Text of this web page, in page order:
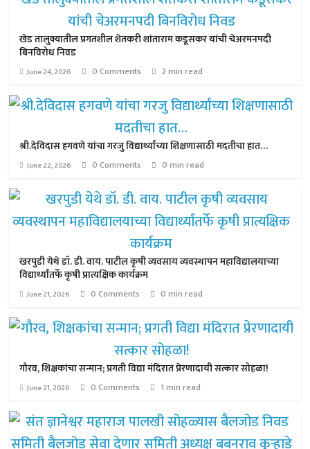
खेड तालुक्यातील प्रगतशील शेतकरी शांताराम कडूसकर यांची चेअरमनपदी
बिनविरोध निवड
June 24, 2026 0 Comments 2 min read
श्री.देविदास हगवणे यांचा गरजु विद्यार्थ्यांच्या शिक्षणासाठी मदतीचा हात…
June 22, 2026 0 Comments 0 min read
खरपुडी येथे डॉ. डी. वाय. पाटील कृषी व्यवसाय व्यवस्थापन महाविद्यालयाच्या
विद्यार्थ्यांतर्फे कृषी प्रात्यक्षिक कार्यक्रम
June 21, 2026 0 Comments 0 min read
गौरव, शिक्षकांचा सन्मान; प्रगती विद्या मंदिरात प्रेरणादायी सत्कार सोहळा!
June 21, 2026 0 Comments 1 min read